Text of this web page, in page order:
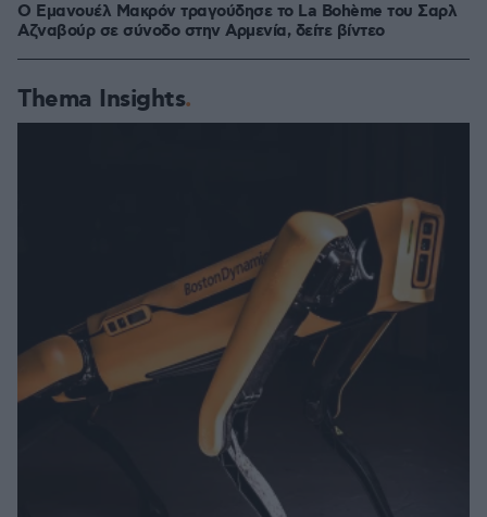
Ο Εμανουέλ Μακρόν τραγούδησε το La Bohème του Σαρλ
Αζναβούρ σε σύνοδο στην Αρμενία, δείτε βίντεο
Thema Insights